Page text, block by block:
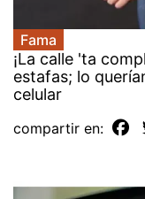
Fama
¡La calle 'ta
estafas; lo
celular
compartir en: